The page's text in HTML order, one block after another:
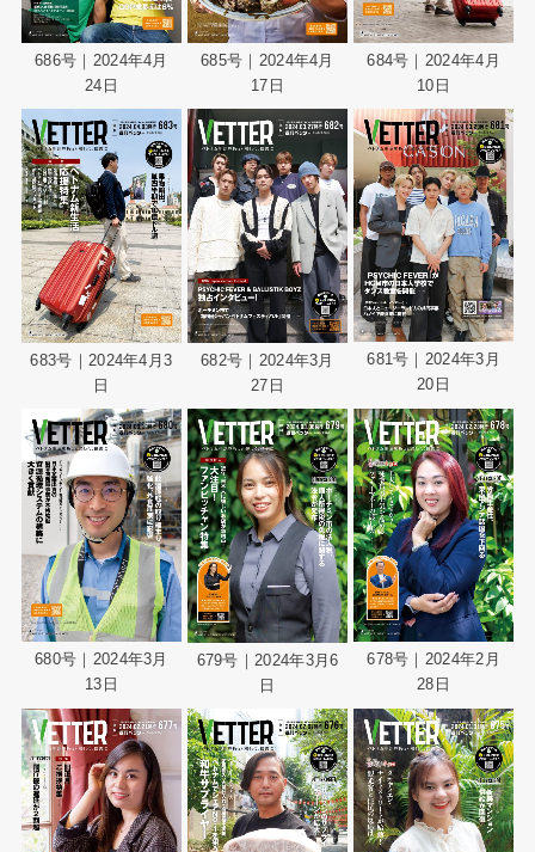
686号｜2024年4月
24日
685号｜2024年4月
17日
684号｜2024年4月
10日
683号｜2024年4月3
日
682号｜2024年3月
27日
681号｜2024年3月
20日
680号｜2024年3月
13日
679号｜2024年3月6
日
678号｜2024年2月
28日